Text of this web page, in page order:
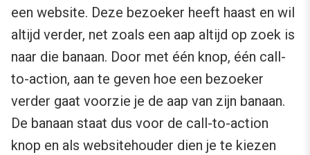
een website. Deze bezoeker heeft haast en wil
altijd verder, net zoals een aap altijd op zoek is
naar die banaan. Door met één knop, één call-
to-action, aan te geven hoe een bezoeker
verder gaat voorzie je de aap van zijn banaan.
De banaan staat dus voor de call-to-action
knop en als websitehouder dien je te kiezen